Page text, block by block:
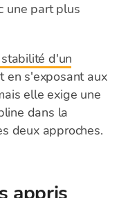
une part plus
d'un
en s'exposant aux
elle exige une
dans la
deux approches.